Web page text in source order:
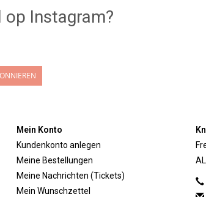
op Instagram?
Mein Konto
Kundenkonto anlegen
Meine Bestellungen
Meine Nachrichten (Tickets)
Mein Wunschzettel